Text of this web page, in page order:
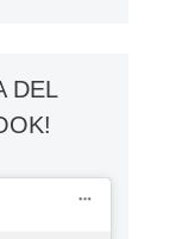
DEL